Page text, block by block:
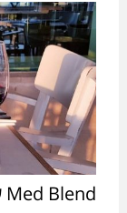
Med Blend של רקנאטי – יינות חדשים וצעירים